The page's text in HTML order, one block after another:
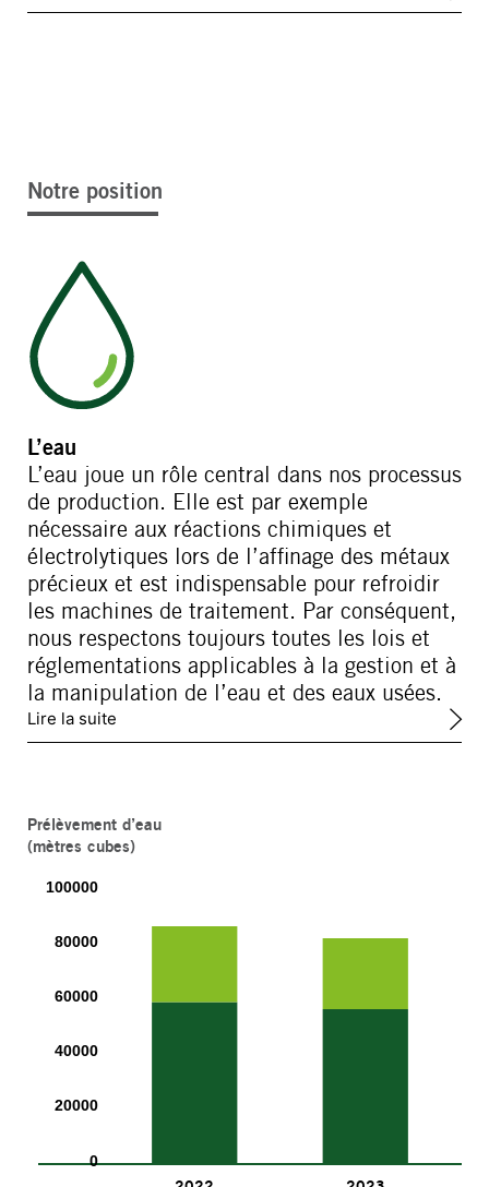
Notre position
L’eau
L’eau joue un rôle central dans nos processus
de production. Elle est par exemple
nécessaire aux réactions chimiques et
électrolytiques lors de l’affinage des métaux
précieux et est indispensable pour refroidir
les machines de traitement. Par conséquent,
nous respectons toujours toutes les lois et
réglementations applicables à la gestion et à
la manipulation de l’eau et des eaux usées.
Lire la suite
Prélèvement d’eau
(mètres cubes)
100000
80000
60000
40000
20000
0